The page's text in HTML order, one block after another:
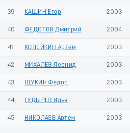
39 КАШИН Егор 2003
40 ФЕДОТОВ Дмитрий 2004
41 КОПЕЙКИН Артем 2003
42 МИХАЛЕВ Леонид 2003
43 ЩУКИН Федор 2003
44 ГУДЫРЕВ Илья 2003
45 НИКОЛАЕВ Артем 2003